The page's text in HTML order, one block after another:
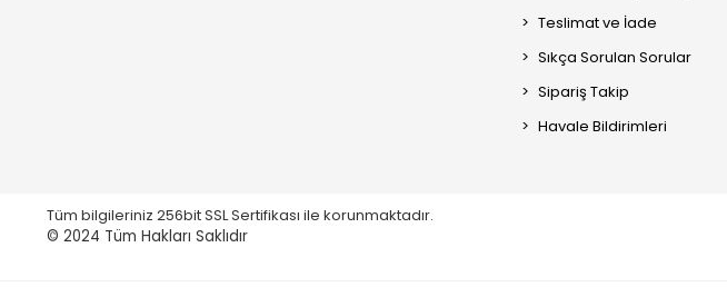
Teslimat ve İade
Sıkça Sorulan Sorular
Sipariş Takip
Havale Bildirimleri
Tüm bilgileriniz 256bit SSL Sertifikası ile korunmaktadır.
© 2024 Tüm Hakları Saklıdır